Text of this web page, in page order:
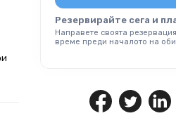
Резервирайте сега и
Направете своята
време преди началото на